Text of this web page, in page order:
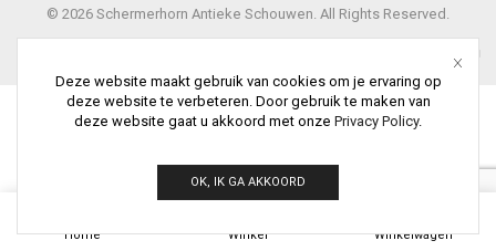
© 2026 Schermerhorn Antieke Schouwen. All Rights Reserved.
Home Winkel Winkelwagen
Deze website maakt gebruik van cookies om je ervaring op
deze website te verbeteren. Door gebruik te maken van
deze website gaat u akkoord met onze Privacy Policy.
OK, IK GA AKKOORD